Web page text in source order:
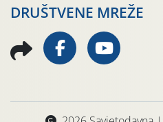
DRUŠTVENE MREŽE